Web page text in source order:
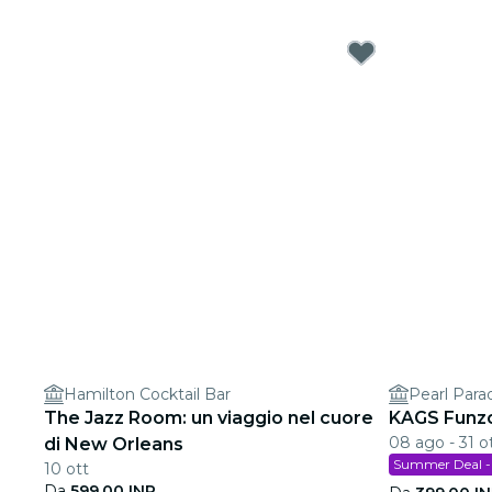
Hamilton Cocktail Bar
The Jazz Room: un viaggio nel cuore
di New Orleans
10 ott
Pearl
KAGS
08 ago - 31
Summer Deal -